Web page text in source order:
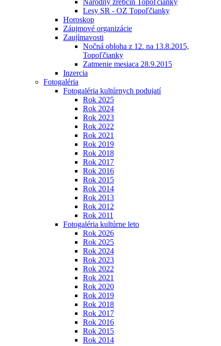
Národný žrebčín Topoľčianky
Lesy SR - OZ Topoľčianky
Horoskop
Záujmové organizácie
Zaujímavosti
Nočná obloha z 12. na 13.8.2015,
Topoľčianky
Zatmenie mesiaca 28.9.2015
Inzercia
Fotogaléria
Fotogaléria kultúrnych podujatí
Rok 2025
Rok 2024
Rok 2023
Rok 2022
Rok 2021
Rok 2019
Rok 2018
Rok 2017
Rok 2016
Rok 2015
Rok 2014
Rok 2013
Rok 2012
Rok 2011
Fotogaléria kultúrne leto
Rok 2026
Rok 2025
Rok 2024
Rok 2023
Rok 2022
Rok 2021
Rok 2020
Rok 2019
Rok 2018
Rok 2017
Rok 2016
Rok 2015
Rok 2014